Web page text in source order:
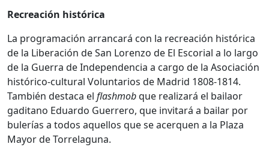
Recreación histórica
La programación arrancará con la recreación histórica
de la Liberación de San Lorenzo de El Escorial a lo largo
de la Guerra de Independencia a cargo de la Asociación
histórico-cultural Voluntarios de Madrid 1808-1814.
También destaca el flashmobque realizará el bailaor
gaditano Eduardo Guerrero, que invitará a bailar por
bulerías a todos aquellos que se acerquen a la Plaza
Mayor de Torrelaguna.